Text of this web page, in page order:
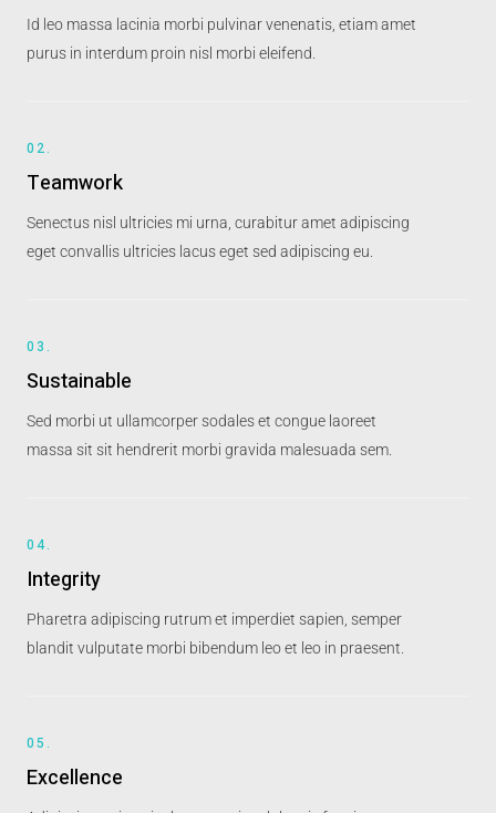
Id leo massa lacinia morbi pulvinar venenatis, etiam amet
purus in interdum proin nisl morbi eleifend.
02.
Teamwork
Senectus nisl ultricies mi urna, curabitur amet adipiscing
eget convallis ultricies lacus eget sed adipiscing eu.
03.
Sustainable
Sed morbi ut ullamcorper sodales et congue laoreet
massa sit sit hendrerit morbi gravida malesuada sem.
04.
Integrity
Pharetra adipiscing rutrum et imperdiet sapien, semper
blandit vulputate morbi bibendum leo et leo in praesent.
05.
Excellence